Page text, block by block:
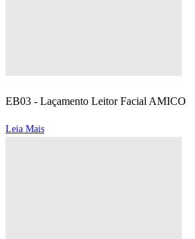
EB03 - Laçamento Leitor Facial AMICO
Leia Mais